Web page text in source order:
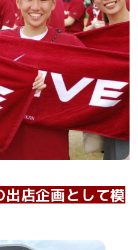
店企画として模